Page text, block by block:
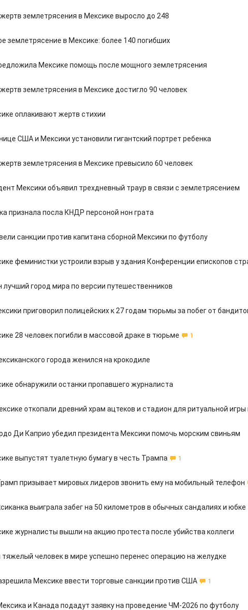
землетрясения в Мексике выросло до 248
землетрясение в Мексике: более 140 погибших
Мексике помощь после мощного землетрясения
землетрясения в Мексике достигло 90 человек
оплакивают жертв стихии
США и Мексики установили гигантский портрет ребенка
землетрясения в Мексике превысило 60 человек
Мексики объявил трехдневный траур в связи с землетрясением
признала посла КНДР персоной нон грата
санкции против капитана сборной Мексики по футболу
феминистки устроили взрыв у здания Конференции епископов
лучший город мира по версии путешественников
приговорил полицейских к 27 годам тюрьмы за побег от
28 человек погибли в массовой драке в тюрьме 1
города женился на крокодиле
обнаружили останки пропавшего журналиста
откопали древний храм ацтеков и стадион для ритуальной игры
Ди Каприо убедил президента Мексики помочь морским свиньям
выпустят туалетную бумагу в честь Трампа 1
призывает мировых лидеров звонить ему на мобильный телефон
выиграла забег на 50 километров в обычных сандалиях и юбке
журналисты вышли на акцию протеста после убийства коллеги
человек в мире успешно перенес операцию на желудке
Мексике ввести торговые санкции против США 1
и Канада подадут заявку на проведение ЧМ-2026 по футболу